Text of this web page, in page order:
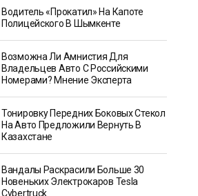
Водитель «прокатил» На Капоте
Полицейского В Шымкенте
Возможна Ли Амнистия Для
Владельцев Авто С Российскими
Номерами? Мнение Эксперта
Тонировку Передних Боковых Стекол
На Авто Предложили Вернуть В
Казахстане
Вандалы Раскрасили Больше 30
Новеньких Электрокаров Tesla
Cybertruck